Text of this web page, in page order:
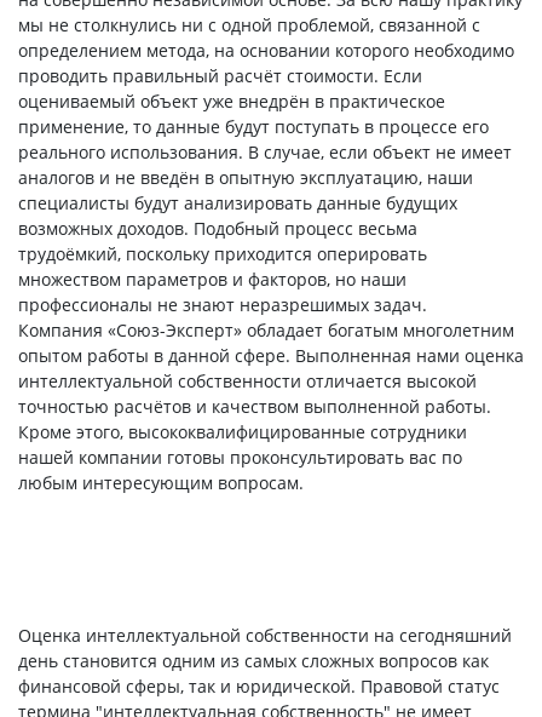
мы не столкнулись ни с одной проблемой, связанной с
определением метода, на основании которого необходимо
проводить правильный расчёт стоимости. Если
оцениваемый объект уже внедрён в практическое
применение, то данные будут поступать в процессе его
реального использования. В случае, если объект не имеет
аналогов и не введён в опытную эксплуатацию, наши
специалисты будут анализировать данные будущих
возможных доходов. Подобный процесс весьма
трудоёмкий, поскольку приходится оперировать
множеством параметров и факторов, но наши
профессионалы не знают неразрешимых задач.
Компания «Союз-Эксперт» обладает богатым многолетним
опытом работы в данной сфере. Выполненная нами оценка
интеллектуальной собственности отличается высокой
точностью расчётов и качеством выполненной работы.
Кроме этого, высококвалифицированные сотрудники
нашей компании готовы проконсультировать вас по
любым интересующим вопросам.
Оценка интеллектуальной собственности на сегодняшний
день становится одним из самых сложных вопросов как
финансовой сферы, так и юридической. Правовой статус
термина "интеллектуальная собственность" не имеет